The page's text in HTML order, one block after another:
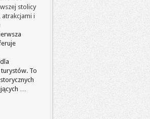
stolicy
atrakcjami i
To
…